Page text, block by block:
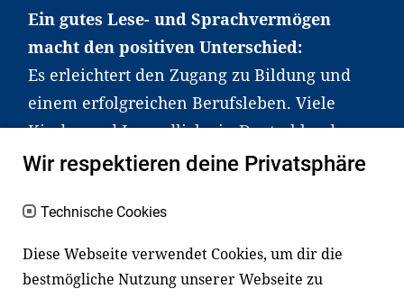
Ein gutes Lese- und Sprachvermögen
macht den positiven Unterschied:
Es erleichtert den Zugang zu Bildung und
einem erfolgreichen Berufsleben. Viele
Kinder und Jugendliche in Deutschland
haben aber große Schwierigkeiten dabei.
an Familien sowie an Erzieher*innen,
Lehrer*innen und andere
Fachexpert*innen. Dafür arbeiten wir eng
Wir respektieren deine Privatsphäre
Technische Cookies
Diese Webseite verwendet Cookies, um dir die
bestmögliche Nutzung unserer Webseite zu